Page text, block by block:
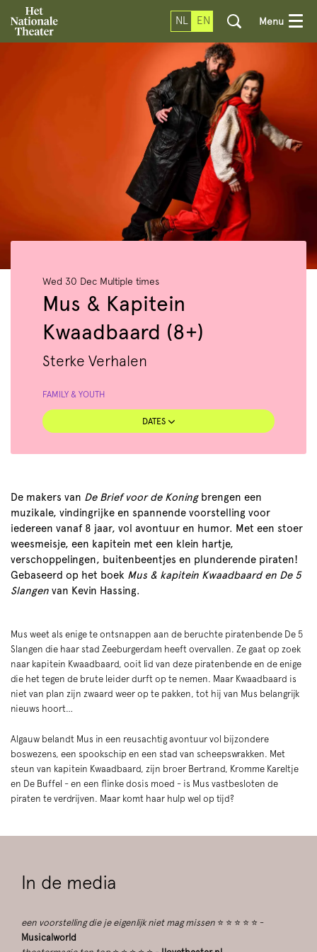
NL EN Menu
Mus & Kapitein
Kwaadbaard (8+)
Sterke Verhalen
Wed 30 Dec Multiple times
FAMILY & YOUTH
DATES
De makers van De Brief voor de Koningbrengen een
muzikale, vindingrijke en spannende voorstelling voor
iedereen vanaf 8 jaar, vol avontuur en humor. Met een stoer
weesmeisje, een kapitein met een klein hartje,
verschoppelingen, buitenbeentjes en plunderende piraten!
Gebaseerd op het boek Mus & kapitein Kwaadbaard en De 5
Slangen van Kevin Hassing.
Mus weet als enige te ontsnappen aan de beruchte piratenbende De 5
Slangen die haar stad Zeeburgerdam heeft overvallen. Ze gaat op zoek
naar kapitein Kwaadbaard, ooit lid van deze piratenbende en de enige
die het tegen de brute leider durft op te nemen. Maar Kwaadbaard is
niet van plan zijn zwaard weer op te pakken, tot hij van Mus belangrijk
nieuws hoort…
Algauw belandt Mus in een reusachtig avontuur vol bijzondere
boswezens, een spookschip en een stad van scheepswrakken. Met
steun van kapitein Kwaadbaard, zijn broer Bertrand, Kromme Kareltje
en De Buffel - en een flinke dosis moed - is Mus vastbesloten de
piraten te verdrijven. Maar komt haar hulp wel op tijd?
In de media
een voorstelling die je eigenlijk niet mag missen ⭐ ⭐ ⭐ ⭐ ⭐ -
Musicalworld